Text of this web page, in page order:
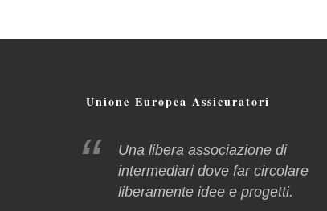
Unione Europea Assicuratori
Una libera associazione di
intermediari dove far circolare
liberamente idee e progetti.